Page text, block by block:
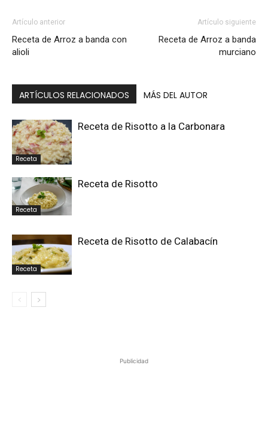
Artículo anterior
Receta de Arroz a banda con
alioli
Artículo siguiente
Receta de Arroz a banda
murciano
ARTÍCULOS RELACIONADOS MÁS DEL AUTOR
Receta
Receta de Risotto a la Carbonara
Receta
Receta de Risotto
Receta
Receta de Risotto de Calabacín
Publicidad